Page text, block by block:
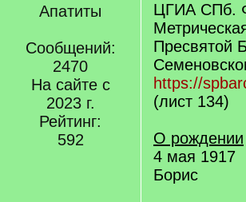
Апатиты
Сообщений:
2470
На сайте с
2023 г.
Рейтинг:
592
ЦГИА СПб.
Пресвятой
https://
(лист 134)
О рождении
4 мая 1917
Борис